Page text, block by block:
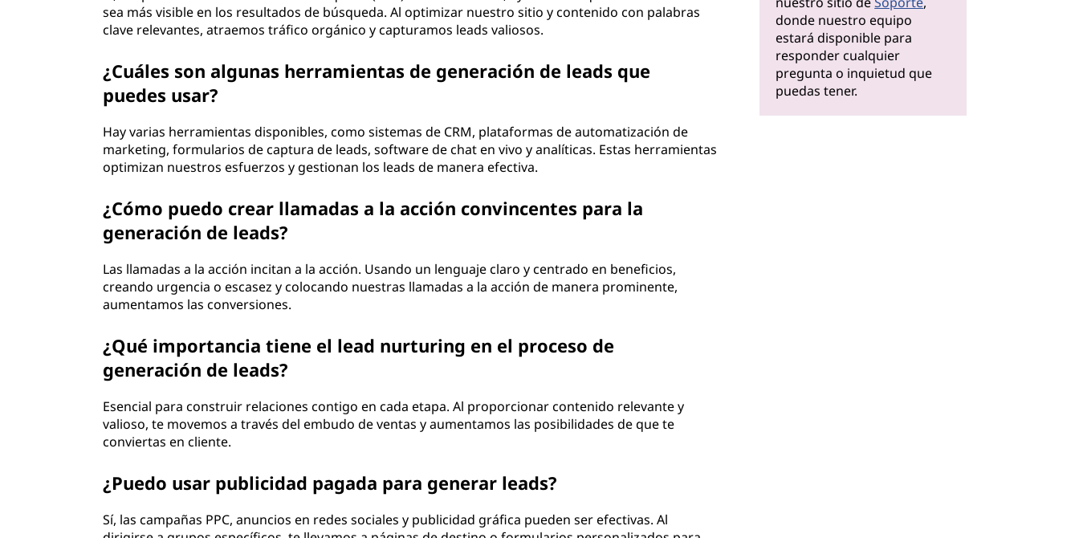
sea más visible en los resultados de búsqueda. Al optimizar nuestro sitio y contenido con palabras
clave relevantes, atraemos tráfico orgánico y capturamos leads valiosos.
¿Cuáles son algunas herramientas de generación de leads que
puedes usar?
Hay varias herramientas disponibles, como sistemas de CRM, plataformas de automatización de
marketing, formularios de captura de leads, software de chat en vivo y analíticas. Estas herramientas
optimizan nuestros esfuerzos y gestionan los leads de manera efectiva.
¿Cómo puedo crear llamadas a la acción convincentes para la
generación de leads?
Las llamadas a la acción incitan a la acción. Usando un lenguaje claro y centrado en beneficios,
creando urgencia o escasez y colocando nuestras llamadas a la acción de manera prominente,
aumentamos las conversiones.
¿Qué importancia tiene el lead nurturing en el proceso de
generación de leads?
Esencial para construir relaciones contigo en cada etapa. Al proporcionar contenido relevante y
valioso, te movemos a través del embudo de ventas y aumentamos las posibilidades de que te
conviertas en cliente.
¿Puedo usar publicidad pagada para generar leads?
Sí, las campañas PPC, anuncios en redes sociales y publicidad gráfica pueden ser efectivas. Al
donde nuestro equipo
estará disponible para
responder cualquier
pregunta o inquietud que
puedas tener.